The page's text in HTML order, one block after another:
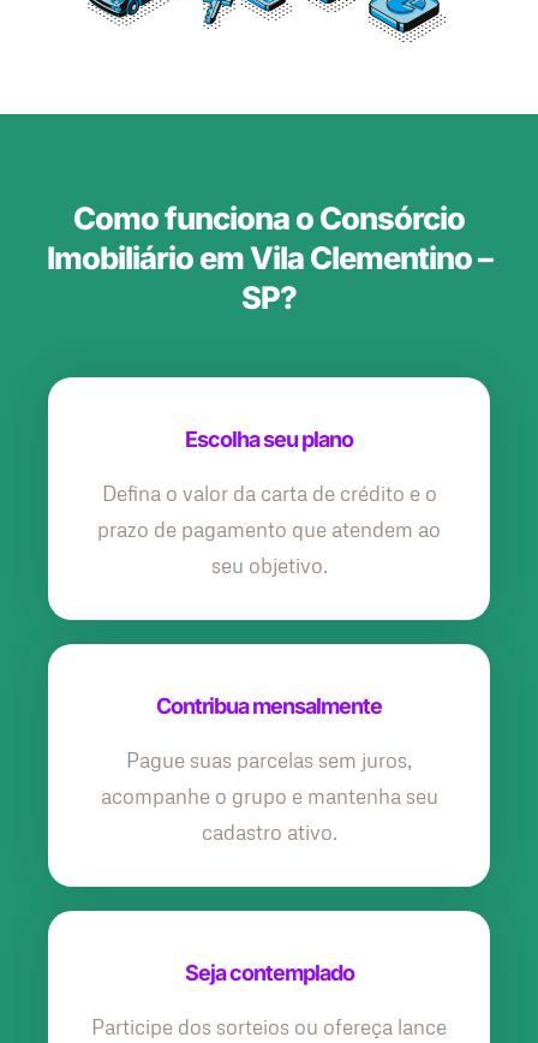
Como funciona o Consórcio
Imobiliário em Vila Clementino –
SP?
Escolha seu plano
Defina o valor da carta de crédito e o
prazo de pagamento que atendem ao
seu objetivo.
Contribua mensalmente
Pague suas parcelas sem juros,
acompanhe o grupo e mantenha seu
cadastro ativo.
Seja contemplado
Participe dos sorteios ou ofereça lance